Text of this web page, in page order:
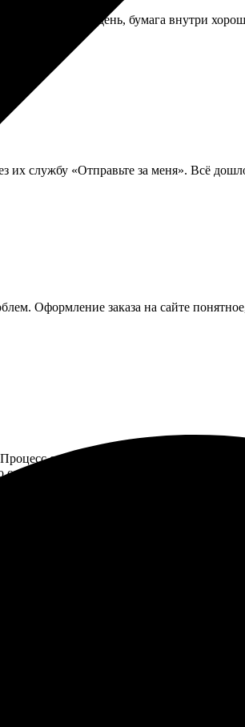
каждый день, бумага внутри
их службу «Отправьте за меня». Всё
Оформление заказа на сайте
оказался простым и быстрым.
ожидала – качественная печать и
сайте — все просто и удобно.